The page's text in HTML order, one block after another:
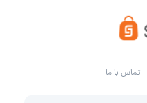
تماس با ما